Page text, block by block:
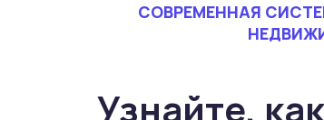
СОВРЕМЕННАЯ
Узнайте,